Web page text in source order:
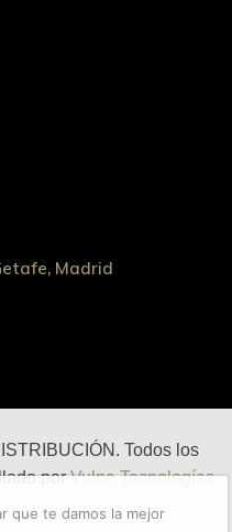
Madrid
Todos los
porVulpe Tecnologías
que te damos la mejor